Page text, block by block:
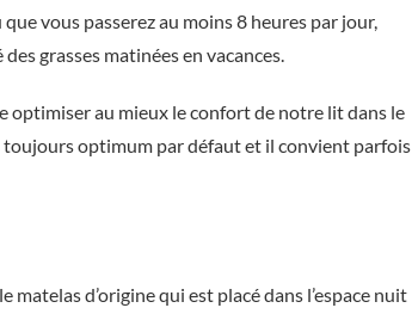
vous passerez au moins 8 heures par jour,
grasses matinées en vacances.
optimiser au mieux le confort de notre lit dans le
toujours optimum par défaut et il convient parfois
matelas d’origine qui est placé dans l’espace nuit